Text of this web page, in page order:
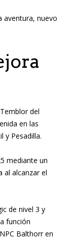
aventura, nuevo
del
en las
y Pesadilla.
mediante un
al alcanzar el
de nivel 3 y
función
Balthorr en